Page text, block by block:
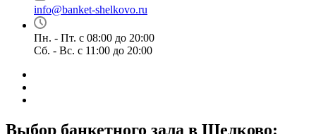
info@banket-shelkovo.ru
Пн. - Пт. с 08:00 до 20:00
Сб. - Вс. с 11:00 до 20:00
Выбор банкетного зала в Щелково: